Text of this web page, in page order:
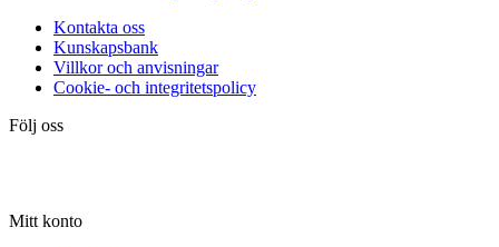
Kontakta oss
Kunskapsbank
Villkor och anvisningar
Cookie- och integritetspolicy
Följ oss
Mitt konto